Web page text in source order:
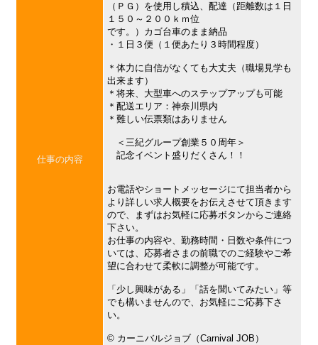
仕事の内容
（ＰＧ）を使用し積込、配達（距離数は１日
１５０～２００ｋｍ位
です。）カゴ台車のまま納品
・１日３便（１便あたり３時間程度）
＊体力に自信がなくても大丈夫（職場見学も
出来ます）
＊将来、大型車へのステップアップも可能
＊配送エリア：神奈川県内
＊難しい伝票類はありません
＜三紀グループ創業５０周年＞
記念イベント盛りだくさん！！
お電話やショートメッセージにて担当者から
より詳しい求人概要をお伝えさせて頂きます
ので、まずはお気軽に応募ボタンからご連絡
下さい。
お仕事の内容や、勤務時間・日数や条件につ
いては、応募者さまの前職でのご経験やご希
望に合わせて柔軟に調整が可能です。
「少し興味がある」「話を聞いてみたい」等
でも構いませんので、お気軽にご応募下さ
い。
©︎ カーニバルジョブ（Carnival JOB）